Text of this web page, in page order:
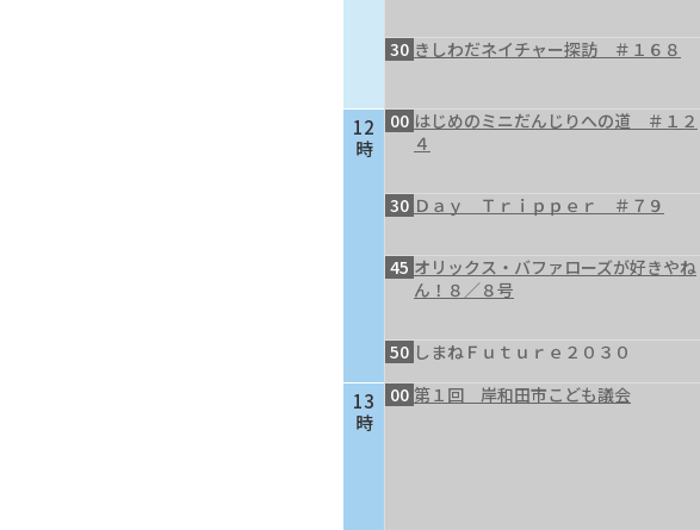
12
時
13
時
30 きしわだネイチャー探訪 ＃１６８
00 はじめのミニだんじりへの道 ＃１２
４
30 Ｄａｙ Ｔｒｉｐｐｅｒ ＃７９
45 オリックス・バファローズが好きやね
ん！８／８号
50 しまねＦｕｔｕｒｅ２０３０
00 第１回 岸和田市こども議会